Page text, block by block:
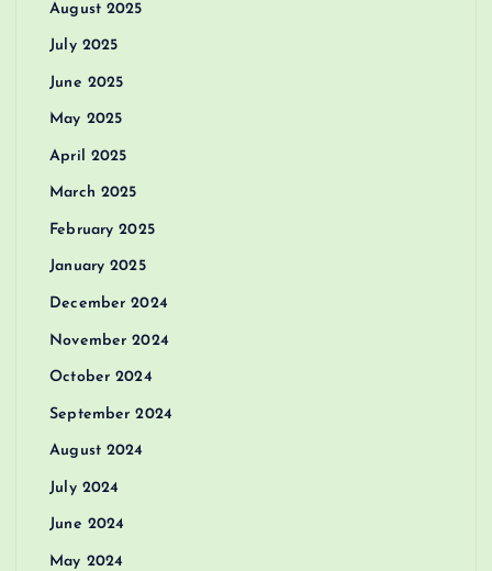
August 2025
July 2025
June 2025
May 2025
April 2025
March 2025
February 2025
January 2025
December 2024
November 2024
October 2024
September 2024
August 2024
July 2024
June 2024
May 2024